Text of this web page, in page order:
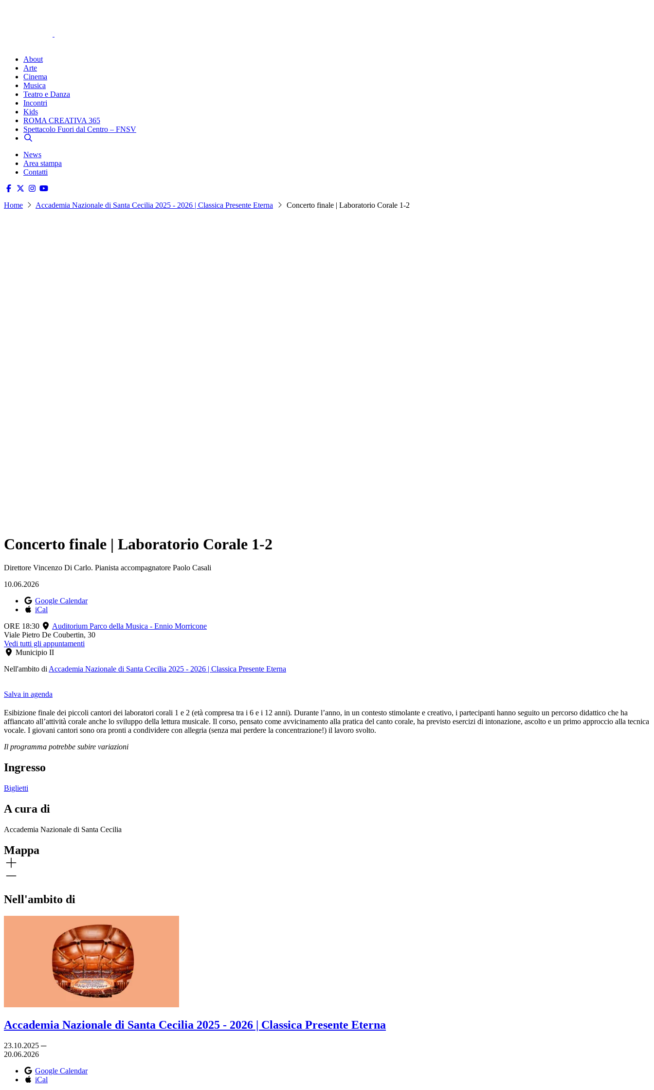
About
Arte
Cinema
Musica
Teatro e Danza
Incontri
Kids
ROMA CREATIVA 365
Spettacolo Fuori dal Centro – FNSV
News
Area stampa
Contatti
Home Accademia Nazionale di Santa Cecilia 2025 - 2026 | Classica Presente Eterna Concerto finale | Laboratorio Corale 1-2
Concerto finale | Laboratorio Corale 1-2
Direttore Vincenzo Di Carlo. Pianista accompagnatore Paolo Casali
10.06.2026
Google Calendar
iCal
ORE 18:30
Auditorium Parco della Musica - Ennio Morricone
Viale Pietro De Coubertin, 30
Vedi tutti gli appuntamenti
Municipio II
Nell'ambito di Accademia Nazionale di Santa Cecilia 2025 - 2026 | Classica Presente Eterna
Salva in agenda
Esibizione finale dei piccoli cantori dei laboratori corali 1 e 2 (età compresa tra i 6 e i 12 anni). Durante l’anno, in un contesto stimolante e creativo, i partecipanti hanno seguito un percorso didattico che ha
affiancato all’attività corale anche lo sviluppo della lettura musicale. Il corso, pensato come avvicinamento alla pratica del canto corale, ha previsto esercizi di intonazione, ascolto e un primo approccio alla tecnica
vocale. I giovani cantori sono ora pronti a condividere con allegria (senza mai perdere la concentrazione!) il lavoro svolto.
Il programma potrebbe subire variazioni
Ingresso
Biglietti
A cura di
Accademia Nazionale di Santa Cecilia
Mappa
Nell'ambito di
Accademia Nazionale di Santa Cecilia 2025 - 2026 | Classica Presente Eterna
23.10.2025 ─
20.06.2026
Google Calendar
iCal